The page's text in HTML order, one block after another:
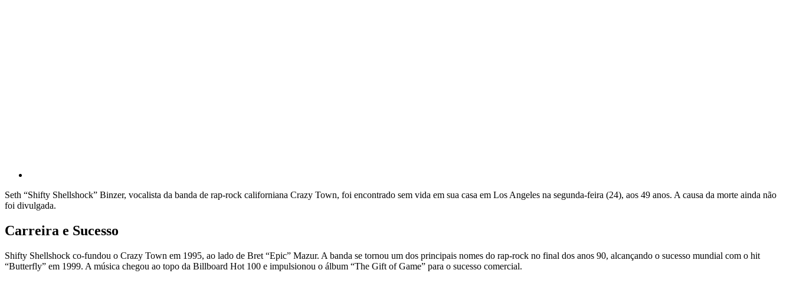
Seth “Shifty Shellshock” Binzer, vocalista da banda de rap-rock californiana Crazy Town, foi encontrado sem vida em sua casa em Los Angeles na segunda-feira (24), aos 49 anos. A causa da morte ainda não
foi divulgada.
Carreira e Sucesso
Shifty Shellshock co-fundou o Crazy Town em 1995, ao lado de Bret “Epic” Mazur. A banda se tornou um dos principais nomes do rap-rock no final dos anos 90, alcançando o sucesso mundial com o hit
“Butterfly” em 1999. A música chegou ao topo da Billboard Hot 100 e impulsionou o álbum “The Gift of Game” para o sucesso comercial.